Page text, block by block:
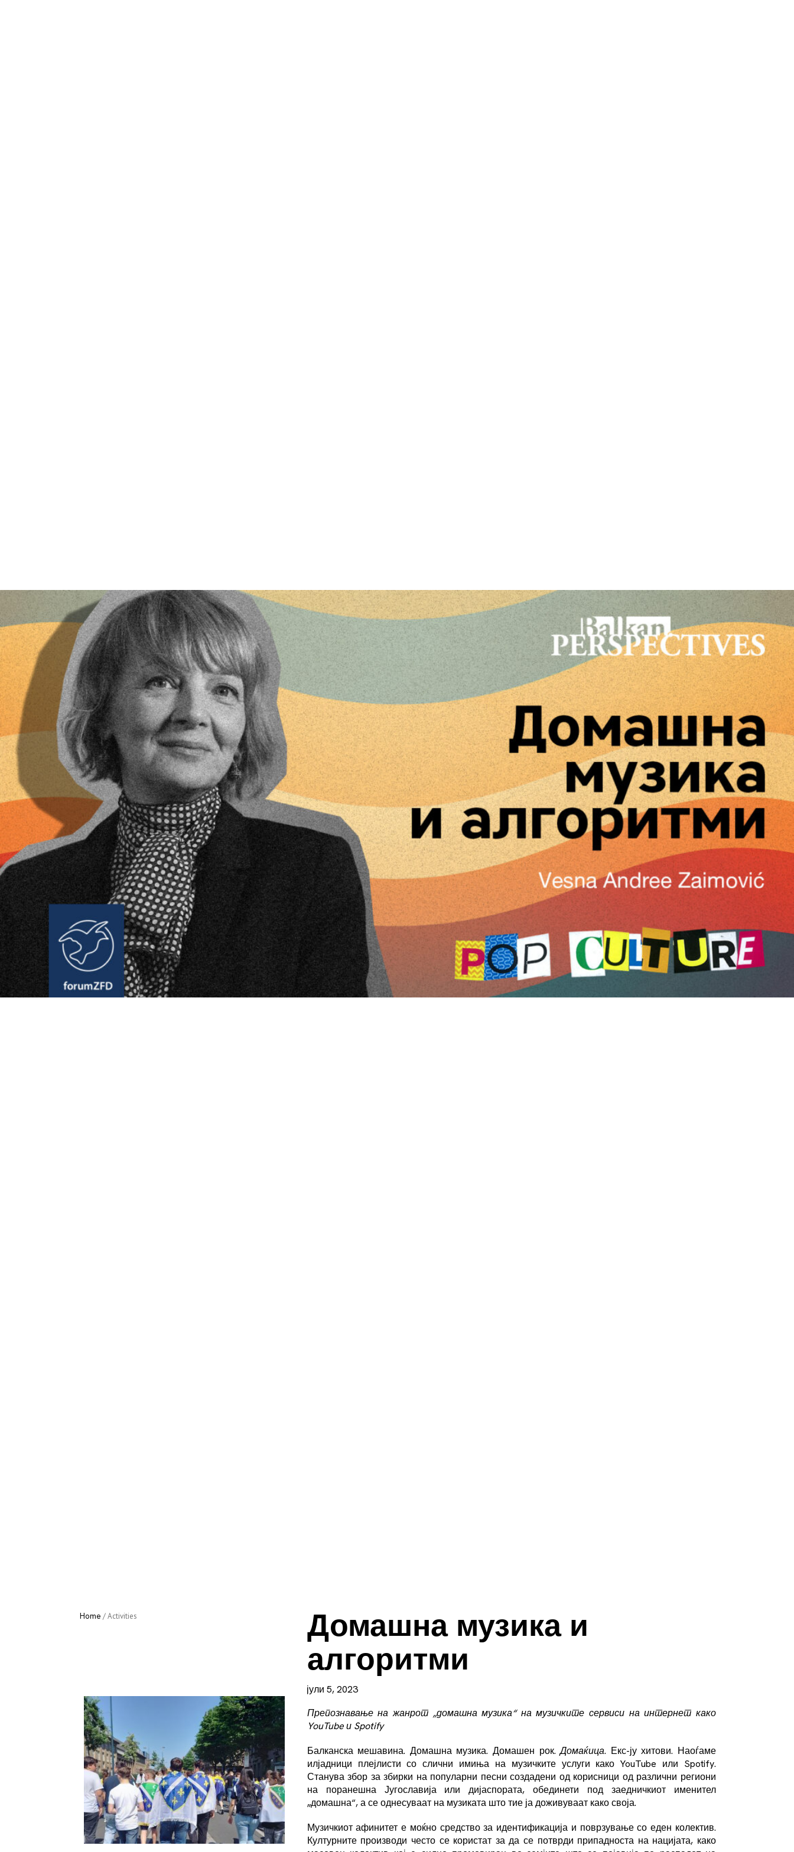
Home /Activities
Домашна музика и
алгоритми
јули 5, 2023
Препознавање на жанрот „домашна музика“ на музичките сервиси на интернет како
YouTube и Spotify
Балканска мешавина. Домашна музика. Домашен рок.Домаќица. Екс-ју хитови. Наоѓаме
илјадници плејлисти со слични имиња на музичките услуги како YouTube или Spotify.
Станува збор за збирки на популарни песни создадени од корисници од различни региони
на поранешна Југославија или дијаспората, обединети под заедничкиот именител
„домашна“, а се однесуваат на музиката што тие ја доживуваат како своја.
Музичкиот афинитет е моќно средство за идентификација и поврзување со еден колектив.
Културните производи често се користат за да се потврди припадноста на нацијата, како